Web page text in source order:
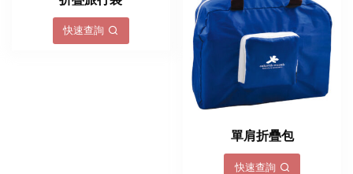
快速查詢
單肩折疊包
快速查詢